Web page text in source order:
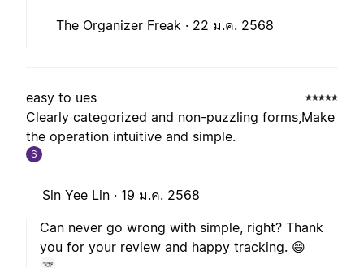
The Organizer Freak · 22 ม.ค. 2568
easy to ues
Clearly categorized and non-puzzling forms,Make
the operation intuitive and simple.
S
Sin Yee Lin · 19 ม.ค. 2568
Can never go wrong with simple, right? Thank
you for your review and happy tracking. 😄